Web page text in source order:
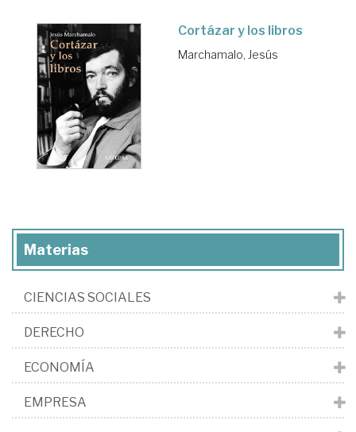
Cortázar y los libros
Marchamalo, Jesús
Materias
CIENCIAS SOCIALES
DERECHO
ECONOMÍA
EMPRESA